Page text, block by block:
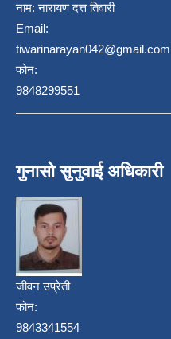
नाम:नारायण दत्त तिवारी
Email:
tiwarinarayan042@gmail.com
फोन:
9848299551
गुनासो सुनुवाई अधिकारी
जीवन उप्रेती
फोन:
9843341554